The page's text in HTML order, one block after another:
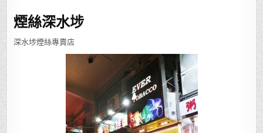
煙絲深水埗
深水埗煙絲專賣店